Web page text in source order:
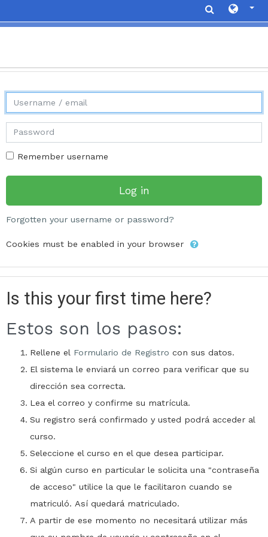
Skip to main content
Remember username
Log in
Forgotten your username or password?
Cookies must be enabled in your browser
Is this your first time here?
Estos son los pasos:
Rellene el Formulario de Registro con sus datos.
El sistema le enviará un correo para verificar que su
dirección sea correcta.
Lea el correo y confirme su matrícula.
Su registro será confirmado y usted podrá acceder al
curso.
Seleccione el curso en el que desea participar.
Si algún curso en particular le solicita una "contraseña
de acceso" utilice la que le facilitaron cuando se
matriculó. Así quedará matriculado.
A partir de ese momento no necesitará utilizar más